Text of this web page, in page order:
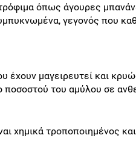
όπως άγουρες
γεγονός που
έχουν μαγειρευτεί και
ποσοστού του αμύλου σε
χημικά τροποποιημένος